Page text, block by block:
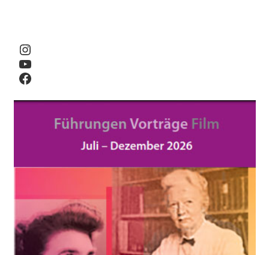
Instagram
YouTube
Facebook